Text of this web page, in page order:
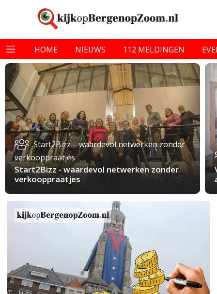
HOME NIEUWS 112 MELDINGEN
Start2Bizz – waardevol netwerken zonder
verkooppraatjes
Start2Bizz - waardevol netwerken zonder
verkooppraatjes